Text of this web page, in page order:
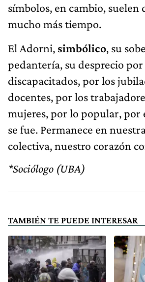
símbolos, en cambio, suelen
mucho más tiempo.
El Adorni, simbólico, su
pedantería, su desprecio por
discapacitados, por los
docentes, por los
mujeres, por lo popular, por
se fue. Permanece en
colectiva, nuestro corazón
*Sociólogo (UBA)
TAMBIÉN TE PUEDE INTERESAR